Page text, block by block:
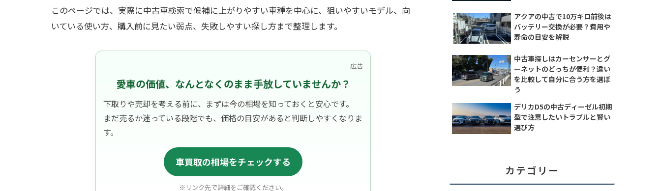
このページでは、実際に中古車検索で候補に上がりやすい車種を中心に、狙いやすいモデル、向
いている使い方、購入前に見たい弱点、失敗しやすい探し方まで整理します。
広告
愛車の価値、なんとなくのまま手放していませんか？
下取りや売却を考える前に、まずは今の相場を知っておくと安心です。
まだ売るか迷っている段階でも、価格の目安があると判断しやすくなりま
す。
車買取の相場をチェックする
※リンク先で詳細をご確認ください。
アクアの中古で10万キロ前後は
バッテリー交換が必要？費用や
寿命の目安を解説
中古車探しはカーセンサーとグ
ーネットのどっちが便利？違い
を比較して自分に合う方を選ぼ
う
デリカD5の中古ディーゼル初期
型で注意したいトラブルと賢い
選び方
カテゴリー